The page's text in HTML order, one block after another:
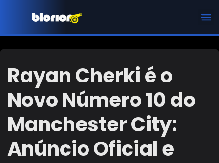
Rayan Cherki é o
Novo Número 10 do
Manchester City:
Anúncio Oficial e